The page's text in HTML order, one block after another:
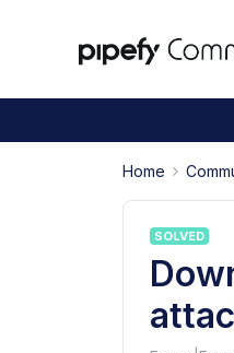
Home
SOLVED